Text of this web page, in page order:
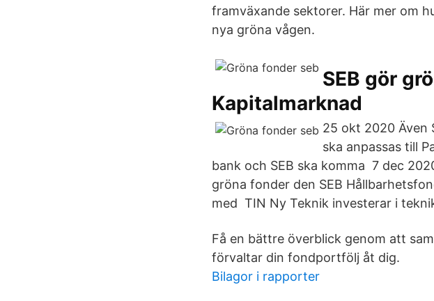
framväxande sektorer. Här mer om
nya gröna vågen.
SEB gör
Kapitalmarknad
25 okt 2020 Även
ska anpassas till
bank och SEB ska komma 7 dec
gröna fonder den SEB
med TIN Ny Teknik investerar i
Få en bättre överblick genom att
förvaltar din fondportfölj åt dig.
Bilagor i rapporter